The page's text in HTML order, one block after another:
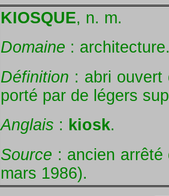
KIOSQUE, n. m.
Domaine :
Définition : abri ouvert
porté par de légers
Anglais : kiosk.
Source : ancien
mars 1986).